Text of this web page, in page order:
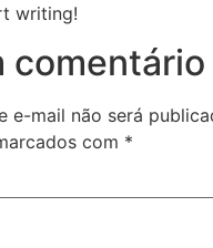
writing!
comentário
e-mail não será
com *